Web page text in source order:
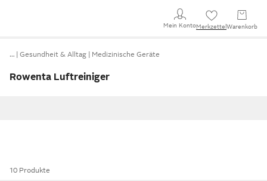
Mein KontoMerkzettel Warenkorb
… Gesundheit & Alltag Medizinische Geräte
Rowenta Luftreiniger
10 Produkte